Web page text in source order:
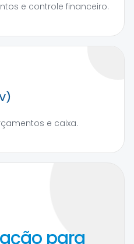
e controle financeiro.
e caixa.
para